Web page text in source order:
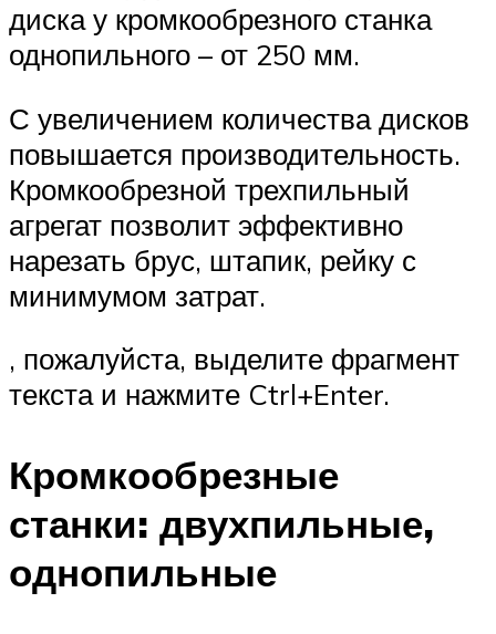
диска у кромкообрезного станка
однопильного – от 250 мм.
С увеличением количества дисков
повышается производительность.
Кромкообрезной трехпильный
агрегат позволит эффективно
нарезать брус, штапик, рейку с
минимумом затрат.
, пожалуйста, выделите фрагмент
текста и нажмите Ctrl+Enter.
Кромкообрезные
станки: двухпильные,
однопильные